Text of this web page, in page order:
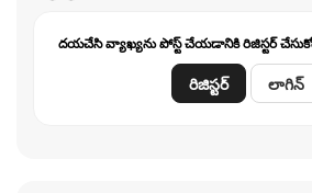
దయచేసి వ్యాఖ్యను పోస్ట్ చేయడానికి రిజిస్టర్
రిజిస్టర్ లాగిన్